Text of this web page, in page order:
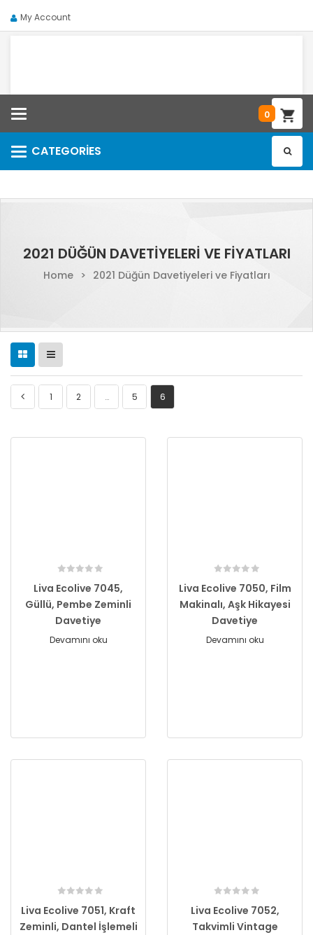
My Account
0
CATEGORIES
Categories
2021 DÜĞÜN DAVETIYELERI VE FIYATLARI
Home > 2021 Düğün Davetiyeleri ve Fiyatları
1 2 … 5 6
Liva Ecolive 7045,
Güllü, Pembe Zeminli
Davetiye
Devamını oku
Liva Ecolive 7050, Film
Makinalı, Aşk Hikayesi
Davetiye
Devamını oku
Liva Ecolive 7051, Kraft
Zeminli, Dantel İşlemeli
Liva Ecolive 7052,
Takvimli Vintage